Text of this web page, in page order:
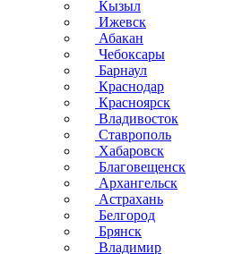
Кызыл
Ижевск
Абакан
Чебоксары
Барнаул
Краснодар
Красноярск
Владивосток
Ставрополь
Хабаровск
Благовещенск
Архангельск
Астрахань
Белгород
Брянск
Владимир